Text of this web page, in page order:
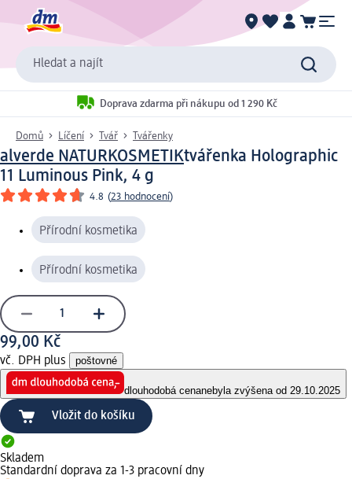
Hledat a najít
Doprava zdarma při nákupu od 1 290 Kč
Domů Líčení Tvář Tvářenky
alverde NATURKOSMETIKtvářenka Holographic
11 Luminous Pink, 4 g
4.8 (23 hodnocení)
Přírodní kosmetika
Přírodní kosmetika
99,00 Kč
vč. DPH plus poštovné
dlouhodobá cenanebyla zvýšena od 29.10.2025
Vložit do košíku
Skladem
Standardní doprava za 1-3 pracovní dny